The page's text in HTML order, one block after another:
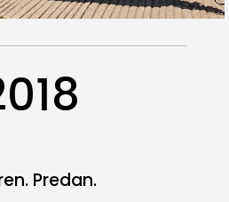
Predan.